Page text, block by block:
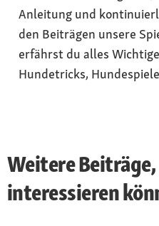
Anleitung und
den Beiträgen unsere
erfährst du alles
Hundetricks,
Weitere
interessieren